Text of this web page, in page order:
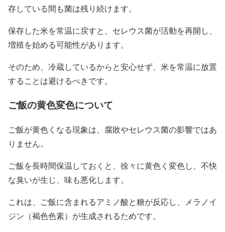
存している間も菌は残り続けます。
保存した米を常温に戻すと、セレウス菌が活動を再開し、
増殖を始める可能性があります。
そのため、冷蔵しているからと安心せず、米を常温に放置
することは避けるべきです。
ご飯の黄色変色について
ご飯が黄色くなる現象は、腐敗やセレウス菌の影響ではあ
りません。
ご飯を長時間保温しておくと、徐々に黄色く変色し、不快
な臭いが生じ、味も悪化します。
これは、ご飯に含まれるアミノ酸と糖が反応し、メラノイ
ジン（褐色色素）が生成されるためです。